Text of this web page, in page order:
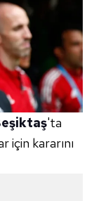
'ta
için kararını